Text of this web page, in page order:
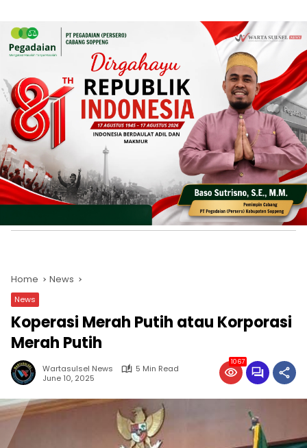
Home News
News
Koperasi Merah Putih atau Korporasi
Merah Putih
Wartasulsel News
5 Min Read
June 10, 2025
1067